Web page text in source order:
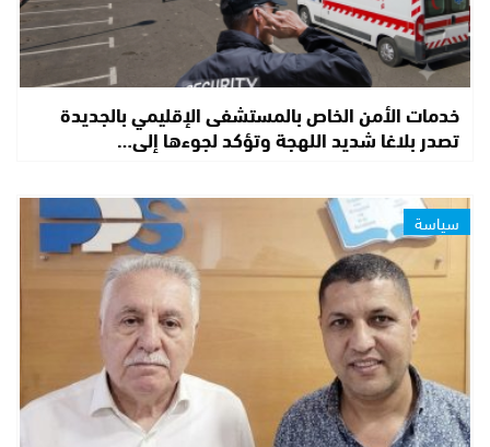
خدمات الأمن الخاص بالمستشفى الإقليمي بالجديدة
تصدر بلاغا شديد اللهجة وتؤكد لجوءها إلى…
سياسة